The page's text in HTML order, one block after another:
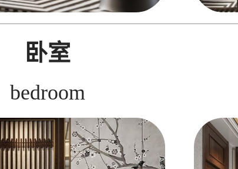
卧室
bedroom